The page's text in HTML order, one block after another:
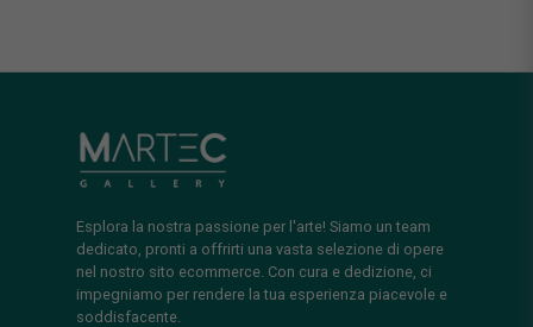
Esplora la nostra passione per l'arte! Siamo un team
dedicato, pronti a offrirti una vasta selezione di opere
nel nostro sito ecommerce. Con cura e dedizione, ci
impegniamo per rendere la tua esperienza piacevole e
soddisfacente.